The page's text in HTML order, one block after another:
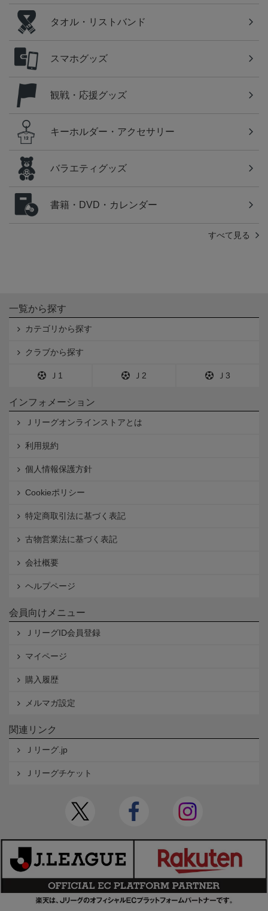
タオル・リストバンド
スマホグッズ
観戦・応援グッズ
キーホルダー・アクセサリー
バラエティグッズ
書籍・DVD・カレンダー
すべて見る
一覧から探す
カテゴリから探す
クラブから探す
Ｊ1 Ｊ2 Ｊ3
インフォメーション
Ｊリーグオンラインストアとは
利用規約
個人情報保護方針
Cookieポリシー
特定商取引法に基づく表記
古物営業法に基づく表記
会社概要
ヘルプページ
会員向けメニュー
ＪリーグID会員登録
マイページ
購入履歴
メルマガ設定
関連リンク
Ｊリーグ.jp
Ｊリーグチケット